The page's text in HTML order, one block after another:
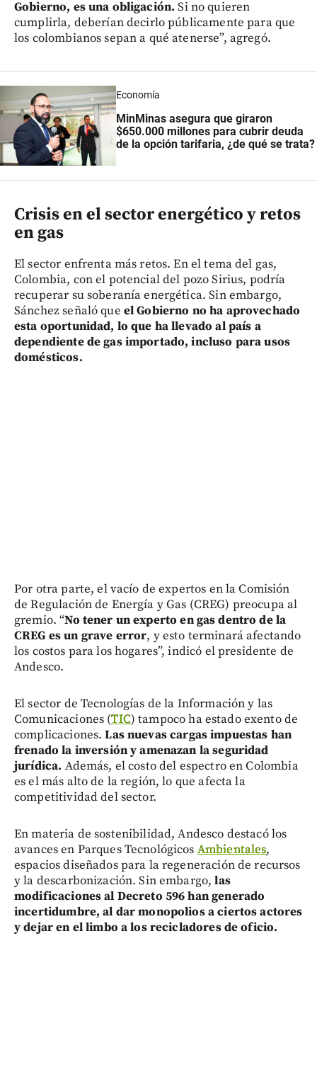
Gobierno, es una obligación. Si no quieren
cumplirla, deberían decirlo públicamente para que
los colombianos sepan a qué atenerse”, agregó.
Economía
MinMinas asegura que giraron
$650.000 millones para cubrir deuda
de la opción tarifaria, ¿de qué se trata?
Crisis en el sector energético y retos
en gas
El sector enfrenta más retos. En el tema del gas,
Colombia, con el potencial del pozo Sirius, podría
recuperar su soberanía energética. Sin embargo,
Sánchez señaló que el Gobierno no ha aprovechado
esta oportunidad, lo que ha llevado al país a
dependiente de gas importado, incluso para usos
domésticos.
Por otra parte, el vacío de expertos en la Comisión
de Regulación de Energía y Gas (CREG) preocupa al
gremio. “No tener un experto en gas dentro de la
CREG es un grave error, y esto terminará afectando
los costos para los hogares”, indicó el presidente de
Andesco.
El sector de Tecnologías de la Información y las
Comunicaciones (TIC) tampoco ha estado exento de
complicaciones.Las nuevas cargas impuestas han
frenado la inversión y amenazan la seguridad
jurídica. Además, el costo del espectro en Colombia
es el más alto de la región, lo que afecta la
competitividad del sector.
En materia de sostenibilidad, Andesco destacó los
avances en Parques Tecnológicos Ambientales,
espacios diseñados para la regeneración de recursos
y la descarbonización. Sin embargo,las
modificaciones al Decreto 596 han generado
incertidumbre, al dar monopolios a ciertos actores
y dejar en el limbo a los recicladores de oficio.